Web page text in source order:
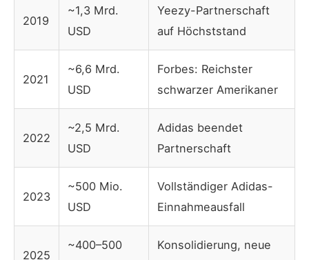
2019
~1,3 Mrd.
USD
Yeezy-Partnerschaft
auf Höchststand
2021
~6,6 Mrd.
USD
Forbes: Reichster
schwarzer Amerikaner
2022
~2,5 Mrd.
USD
Adidas beendet
Partnerschaft
2023
~500 Mio.
USD
Vollständiger Adidas-
Einnahmeausfall
2025
~400–500
Konsolidierung, neue